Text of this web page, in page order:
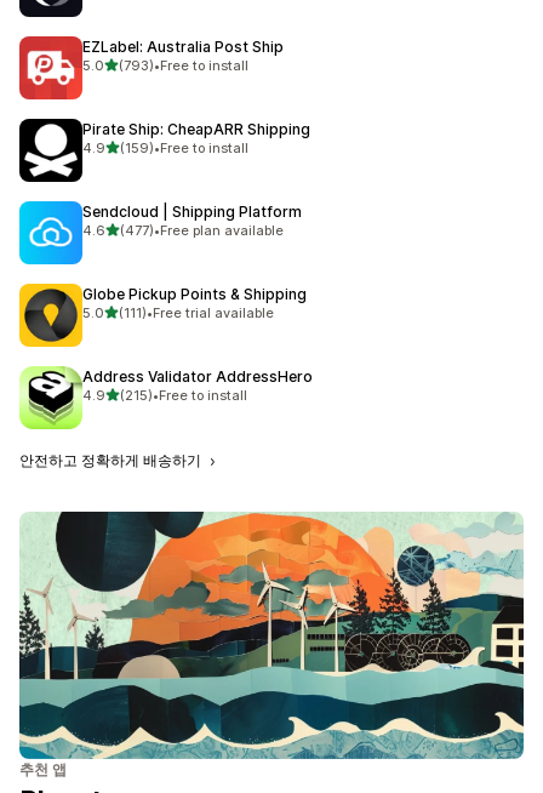
EZLabel: Australia Post Ship
5.0별 5개 중
(793)
총 리뷰 793개
•Free to install
Pirate Ship: CheapARR Shipping
4.9별 5개 중
(159)
총 리뷰 159개
•Free to install
Sendcloud | Shipping Platform
4.6별 5개 중
(477)
총 리뷰 477개
•Free plan available
Globe Pickup Points & Shipping
5.0별 5개 중
(111)
총 리뷰 111개
•Free trial available
Address Validator AddressHero
4.9별 5개 중
(215)
총 리뷰 215개
•Free to install
안전하고 정확하게 배송하기
추천 앱